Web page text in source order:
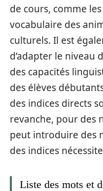
de cours, comme
vocabulaire des
culturels. Il est
d’adapter le niveau
des capacités
des élèves
des indices directs
revanche, pour des
peut introduire des
des indices
Liste des mots et